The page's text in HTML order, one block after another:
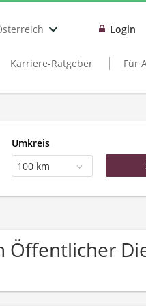
Login
Karriere-Ratgeber Für
Umkreis
100 km
Öffentlicher